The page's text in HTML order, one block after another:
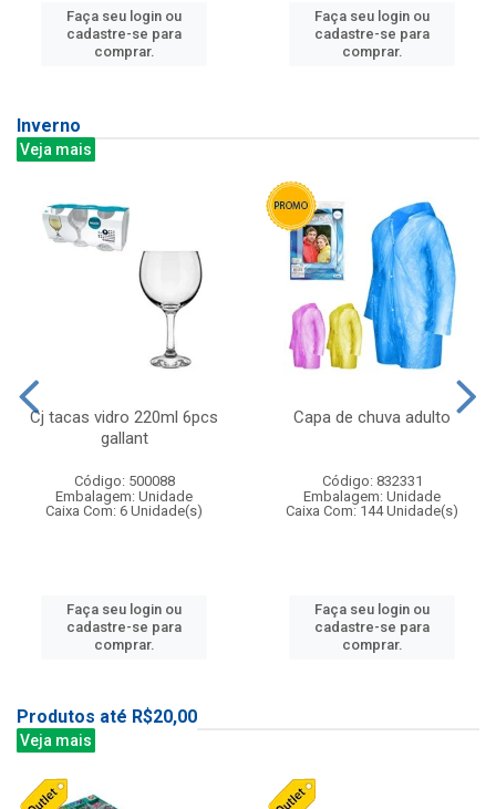
Faça seu login ou
cadastre-se para
comprar.
Faça seu login ou
cadastre-se para
comprar.
Inverno
Veja mais
Cj tacas vidro 220ml 6pcs
gallant
Código: 500088
Embalagem: Unidade
Caixa Com: 6 Unidade(s)
Faça seu login ou
cadastre-se para
comprar.
Capa de chuva adulto
Código: 832331
Embalagem: Unidade
Caixa Com: 144 Unidade(s)
Faça seu login ou
cadastre-se para
comprar.
Produtos até R$20,00
Veja mais